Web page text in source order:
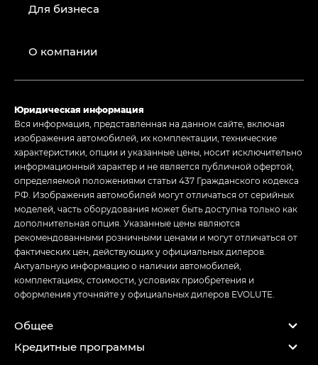
Для бизнеса
О компании
Юридическая информация
Вся информация, представленная на данном сайте, включая
изображения автомобилей, их комплектации, технические
характеристики, опции и указанные цены, носит исключительно
информационный характер и не является публичной офертой,
определяемой положениями статьи 437 Гражданского кодекса
РФ. Изображения автомобилей могут отличаться от серийных
моделей, часть оборудования может быть доступна только как
дополнительная опция. Указанные цены являются
рекомендованными розничными ценами и могут отличаться от
фактических цен, действующих у официальных дилеров.
Актуальную информацию о наличии автомобилей,
комплектациях, стоимости, условиях приобретения и
оформления уточняйте у официальных дилеров EVOLUTE.
Общее
Кредитные программы